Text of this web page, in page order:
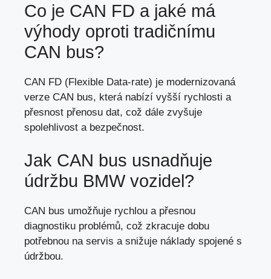
Co je CAN FD a jaké má
výhody oproti tradičnímu
CAN bus?
CAN FD (Flexible Data-rate) je modernizovaná
verze CAN bus, která nabízí vyšší rychlosti a
přesnost přenosu dat, což dále zvyšuje
spolehlivost a bezpečnost.
Jak CAN bus usnadňuje
údržbu BMW vozidel?
CAN bus umožňuje rychlou a přesnou
diagnostiku problémů, což zkracuje dobu
potřebnou na servis a snižuje náklady spojené s
údržbou.